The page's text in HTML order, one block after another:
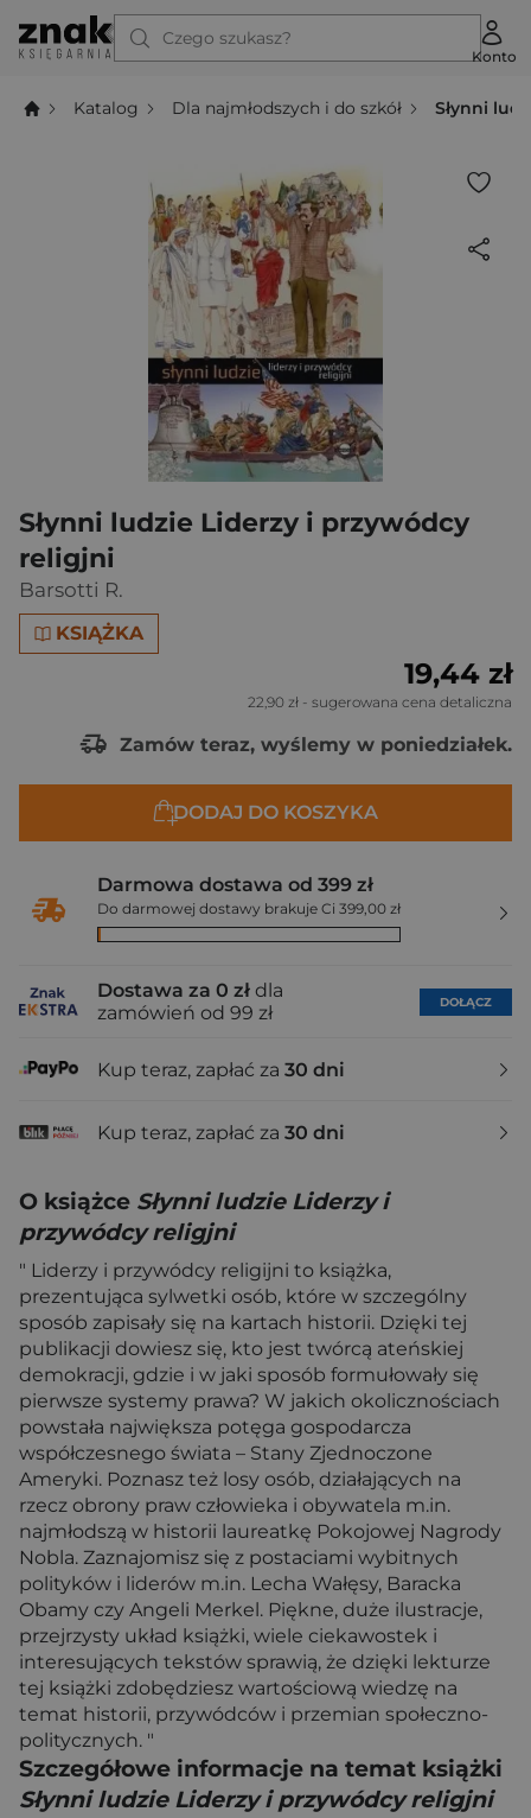
Czego szukasz?
Konto
Katalog Dla najmłodszych i do szkół Słynni
Słynni ludzie Liderzy i przywódcy
religjni
Barsotti R.
KSIĄŻKA
19,44 zł
22,90 zł - sugerowana cena detaliczna
Zamów teraz, wyślemy w poniedziałek.
DODAJ DO KOSZYKA
Darmowa dostawa od 399 zł
Do darmowej dostawy brakuje Ci 399,00 zł
Dostawa za 0 zł dla
zamówień od 99 zł
DOŁĄCZ
Kup teraz, zapłać za 30 dni
Kup teraz, zapłać za 30 dni
O książce Słynni ludzie Liderzy i
przywódcy religjni
" Liderzy i przywódcy religijni to książka,
prezentująca sylwetki osób, które w szczególny
sposób zapisały się na kartach historii. Dzięki tej
publikacji dowiesz się, kto jest twórcą ateńskiej
demokracji, gdzie i w jaki sposób formułowały się
pierwsze systemy prawa? W jakich okolicznościach
powstała największa potęga gospodarcza
współczesnego świata – Stany Zjednoczone
Ameryki. Poznasz też losy osób, działających na
rzecz obrony praw człowieka i obywatela m.in.
najmłodszą w historii laureatkę Pokojowej Nagrody
Nobla. Zaznajomisz się z postaciami wybitnych
polityków i liderów m.in. Lecha Wałęsy, Baracka
Obamy czy Angeli Merkel. Piękne, duże ilustracje,
przejrzysty układ książki, wiele ciekawostek i
interesujących tekstów sprawią, że dzięki lekturze
tej książki zdobędziesz wartościową wiedzę na
temat historii, przywódców i przemian społeczno-
politycznych. "
Szczegółowe informacje na temat książki
Słynni ludzie Liderzy i przywódcy religjni